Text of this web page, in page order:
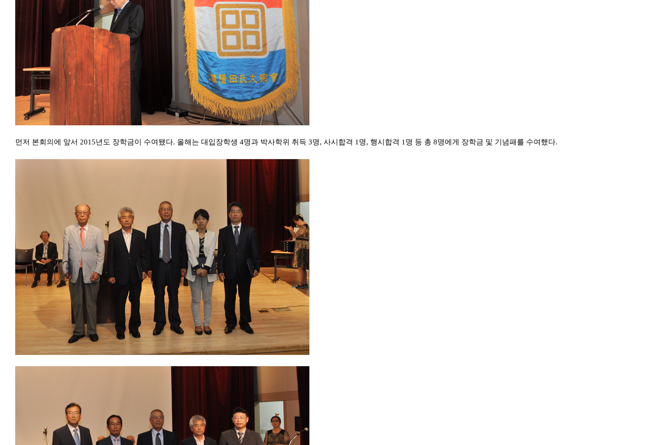
먼저 본회의에 앞서 2015년도 장학금이 수여됐다. 올해는 대입장학생 4명과 박사학위 취득 3명, 사시합격 1명, 행시합격 1명 등 총 8명에게 장학금 및 기념패를 수여했다.